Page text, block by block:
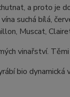
a proto je
suchá bílá,
Muscat,
vinařství.
bio dynamická